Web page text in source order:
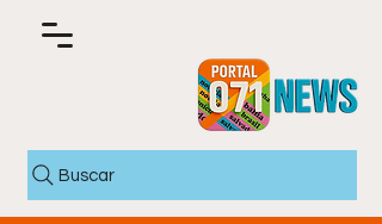
Buscar